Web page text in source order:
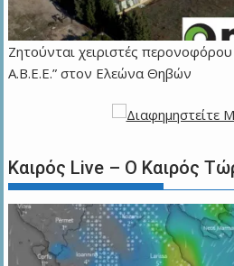
Ζητούνται χειριστές
Α.Β.Ε.Ε.” στον Ελεώνα Θηβών
Καιρός Live – Ο Καιρός